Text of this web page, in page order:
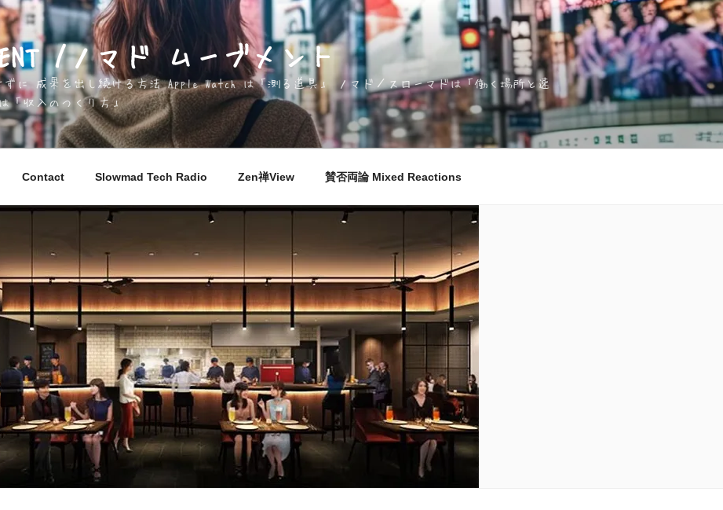
/ノマド ムーブメント
ずに 成果を出し続ける方法 Apple Watch は「測る道具」 ノマド／スローマドは「働く場所と速
「収入のつくり方」
Contact Slowmad Tech Radio Zen禅View 賛否両論 Mixed Reactions